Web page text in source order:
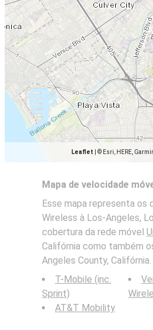
Leaflet © Esri, HERE,
Mapa de velocidade
Esse mapa representa os
Wireless à Los-Angeles,
cobertura da rede móvel
Califórnia como também
Angeles County, Califórnia.
T-Mobile (inc.
Sprint)
AT&T Mobility